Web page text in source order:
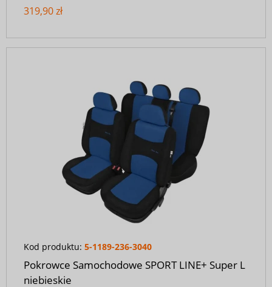
319,90 zł
Kod produktu: 5-1189-236-3040
Pokrowce Samochodowe SPORT LINE+ Super L
niebieskie